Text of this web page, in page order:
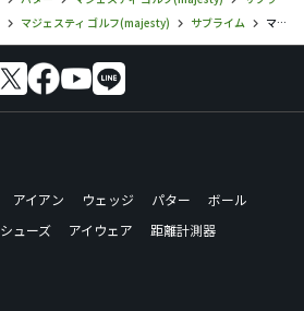
マジェスティ ゴルフ(majesty) サブライム マジェスティ ゴルフ／サブライム／50th Anniversary パター（ピン型）の口コミ評価
アイアン ウェッジ パター
ボール
シューズ アイウェア
距離計測器